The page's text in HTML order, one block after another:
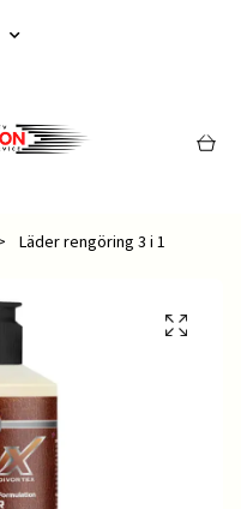
Läder rengöring 3 i 1